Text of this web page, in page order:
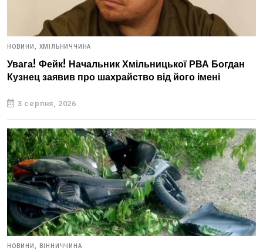
НОВИНИ, ХМІЛЬНИЧЧИНА
Увага! Фейк! Начальник Хмільницької РВА Богдан
Кузнец заявив про шахрайство від його імені
3 серпня, 2026
НОВИНИ, ВІННИЧЧИНА